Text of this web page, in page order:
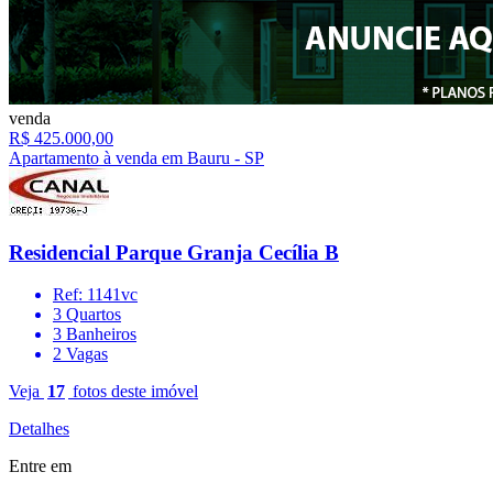
venda
R$ 425.000,00
Apartamento à venda em Bauru - SP
Residencial Parque Granja Cecília B
Ref: 1141vc
3 Quartos
3 Banheiros
2 Vagas
Veja 17 fotos deste imóvel
Detalhes
Entre em